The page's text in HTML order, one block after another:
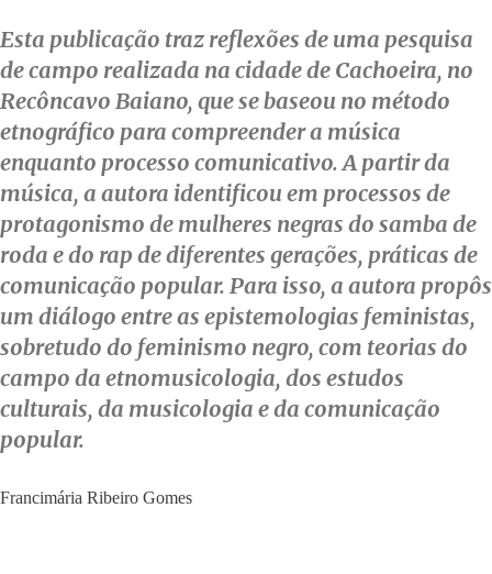
Esta publicação traz reflexões de uma pesquisa
de campo realizada na cidade de Cachoeira, no
Recôncavo Baiano, que se baseou no método
etnográfico para compreender a música
enquanto processo comunicativo. A partir da
música, a autora identificou em processos de
protagonismo de mulheres negras do samba de
roda e do rap de diferentes gerações, práticas de
comunicação popular. Para isso, a autora propôs
um diálogo entre as epistemologias feministas,
sobretudo do feminismo negro, com teorias do
campo da etnomusicologia, dos estudos
culturais, da musicologia e da comunicação
popular.
Francimária Ribeiro Gomes